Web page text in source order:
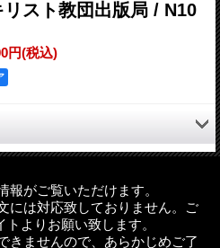
リスト教団出版局 / N10
円(税込)
日の苦悩から「日本とキリスト
。生きとし生けるものを生かす
を聖霊と捉えるまでの思索を明か
がご覧いただけます。
には対応致しておりません。ご
よりお願い致します。
きませんので、あらかじめご了